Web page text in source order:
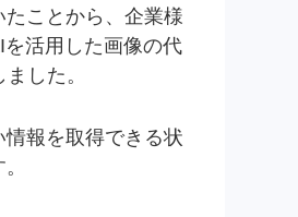
ことから、企業様
活用した画像の代
した。
報を取得できる状